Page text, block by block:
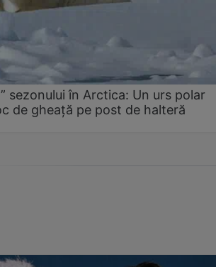
sezonului în Arctica: Un urs polar
de gheață pe post de halteră